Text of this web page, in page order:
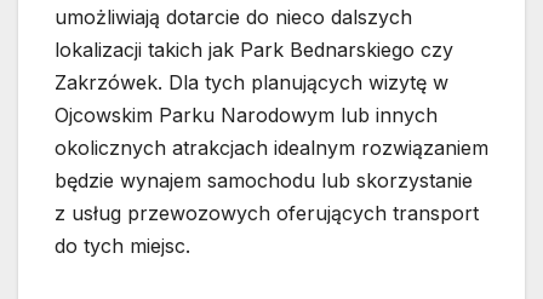
umożliwiają dotarcie do nieco dalszych
lokalizacji takich jak Park Bednarskiego czy
Zakrzówek. Dla tych planujących wizytę w
Ojcowskim Parku Narodowym lub innych
okolicznych atrakcjach idealnym rozwiązaniem
będzie wynajem samochodu lub skorzystanie
z usług przewozowych oferujących transport
do tych miejsc.